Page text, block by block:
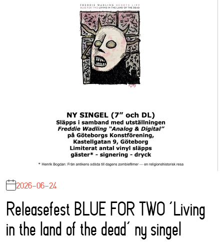
2026-06-24
Releasefest BLUE FOR TWO ‘Living
in the land of the dead’ ny singel